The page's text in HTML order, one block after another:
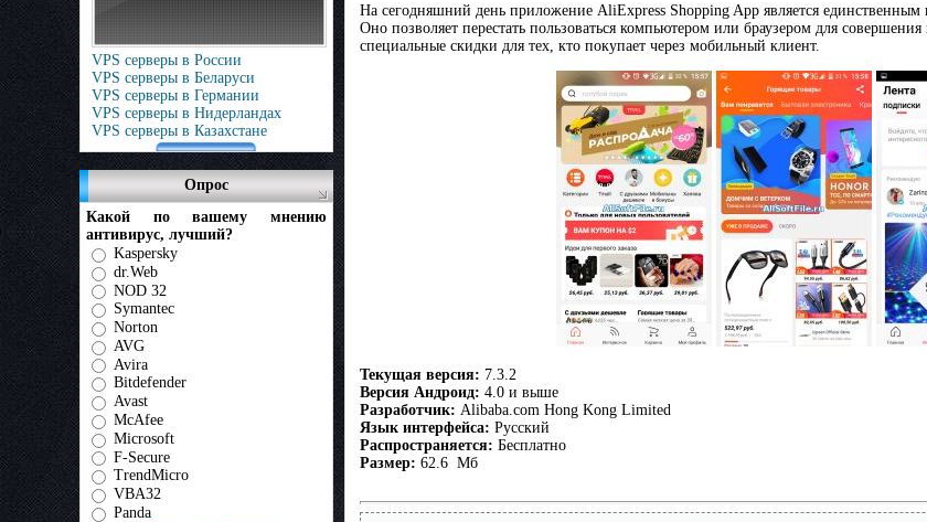
VPS серверы в России
VPS серверы в Беларуси
VPS серверы в Германии
VPS серверы в Нидерландах
VPS серверы в Казахстане
Опрос
Какой по вашему мнению
антивирус, лучший?
Kaspersky
dr.Web
NOD 32
Symantec
Norton
AVG
Avira
Bitdefender
Avast
McAfee
Microsoft
F-Secure
TrendMicro
VBA32
Panda
На сегодняшний день приложение AliExpress Shopping App является
Оно позволяет перестать пользоваться компьютером или браузером для
специальные скидки для тех, кто покупает через мобильный клиент.
Текущая версия: 7.3.2
Версия Андроид: 4.0 и выше
Разработчик: Alibaba.com Hong Kong Limited
Язык интерфейса: Русский
Распространяется: Бесплатно
Размер: 62.6 Мб